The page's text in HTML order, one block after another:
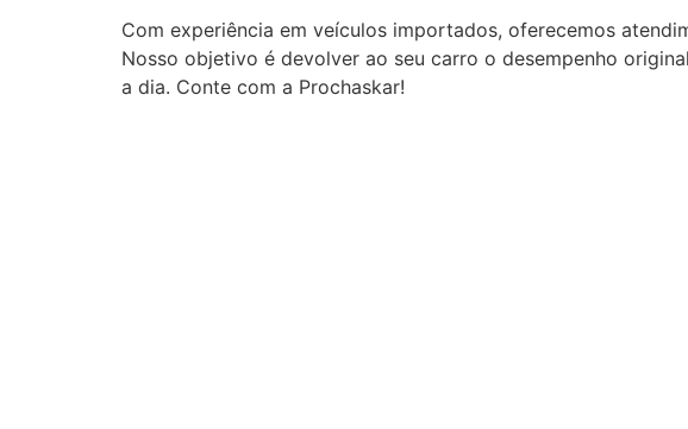
Com experiência em veículos importados, oferecemos
Nosso objetivo é devolver ao seu carro o desempenho
a dia. Conte com a Prochaskar!